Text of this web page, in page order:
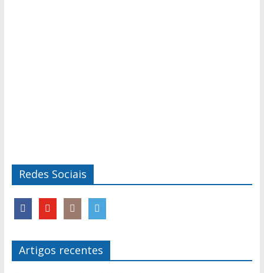
Redes Sociais
Artigos recentes